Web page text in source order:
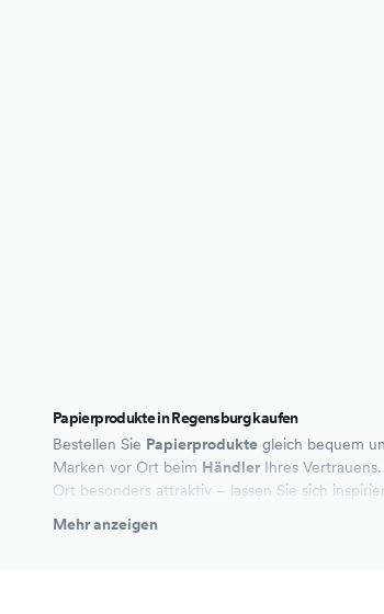
Papierprodukte in Regensburg kaufen
Bestellen Sie Papierprodukte gleich bequem
Marken vor Ort beim Händler Ihres
Ort besonders attraktiv – lassen Sie sich
Bequem online kaufen
Mehr anzeigen